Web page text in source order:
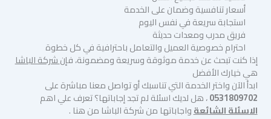
أسعار تنافسية وضمان على الخدمة
استجابة سريعة في نفس اليوم
فريق مدرب ومعدات حديثة
احترام خصوصية العميل والتعامل باحترافية في كل خطوة
إذا كنت تبحث عن خدمة موثوقة وسريعة ومضمونة، فإنشركة الباشا
هي خيارك الأفضل
ابدأ الآن واختر الخدمة التي تناسبك أو تواصل معنا مباشرة على
0531809702، هل لديك اسئلة لم تجد إجاباتها؟ تعرف علي اهم
الاسئلة الشائعةواجاباتها من شركة الباشا من هنا .